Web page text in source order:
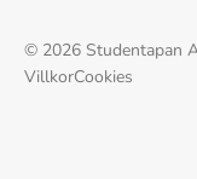
© 2026 Studentapan
VillkorCookies